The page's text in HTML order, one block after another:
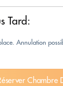
Tard:
Annulation
Chambre